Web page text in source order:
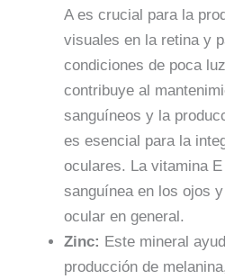
A es crucial para la
visuales en la retina y
condiciones de poca
contribuye al
sanguíneos y la
es esencial para la
oculares. La vitamina
sanguínea en los ojos
ocular en general.
Zinc: Este mineral
producción de